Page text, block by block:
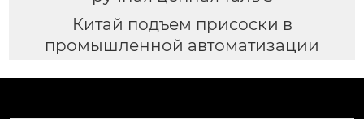
Китай подъем присоски в
промышленной автоматизации